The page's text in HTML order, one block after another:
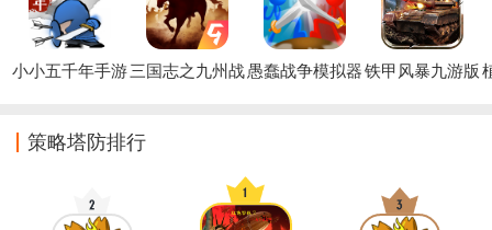
小小五千年手游三国志之九州战愚蠢战争模拟器铁甲风暴九游版
策略塔防排行